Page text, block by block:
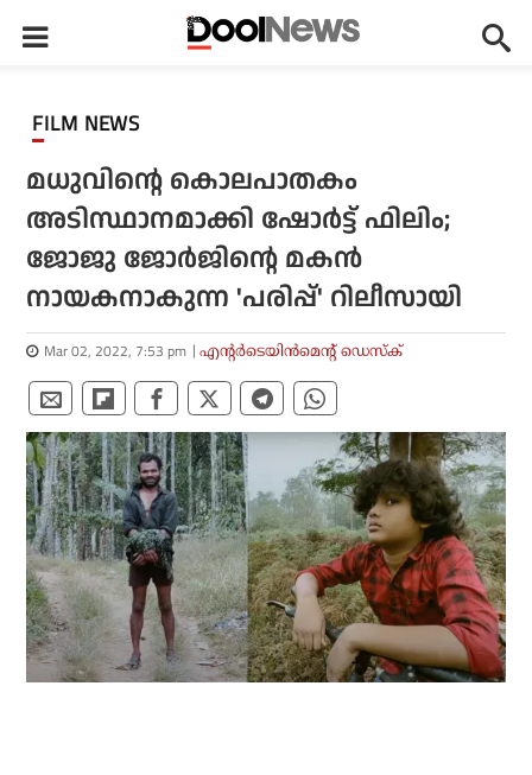
FILM NEWS
മധുവിന്റെ കൊലപാതകം
അടിസ്ഥാനമാക്കി ഷോര്‍ട്ട് ഫിലിം;
ജോജു ജോര്‍ജിന്റെ മകന്‍
നായകനാകുന്ന 'പരിപ്പ്' റിലീസായി
Mar 02, 2022, 7:53 pm എന്റര്‍ടെയിന്‍മെന്റ് ഡെസ്‌ക്